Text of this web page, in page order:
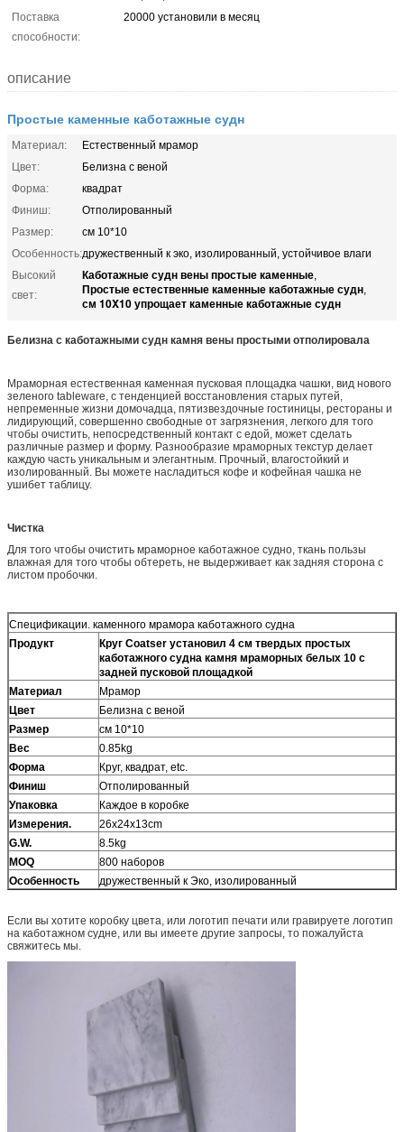
Поставка
способности:
20000 установили в месяц
описание
Простые каменные каботажные судн
Материал:
Естественный мрамор
Цвет:
Белизна с веной
Форма:
квадрат
Финиш:
Отполированный
Размер:
см 10*10
Особенность:дружественный к эко, изолированный, устойчивое влаги
Высокий
свет:
Каботажные судн вены простые каменные,
Простые естественные каменные каботажные судн,
см 10X10 упрощает каменные каботажные судн
Белизна с каботажными судн камня вены простыми отполировала
Мраморная естественная каменная пусковая площадка чашки, вид нового
зеленого tableware, с тенденцией восстановления старых путей,
непременные жизни домочадца, пятизвездочные гостиницы, рестораны и
лидирующий, совершенно свободные от загрязнения, легкого для того
чтобы очистить, непосредственный контакт с едой, может сделать
различные размер и форму. Разнообразие мраморных текстур делает
каждую часть уникальным и элегантным. Прочный, влагостойкий и
изолированный. Вы можете насладиться кофе и кофейная чашка не
ушибет таблицу.
Чистка
Для того чтобы очистить мраморное каботажное судно, ткань пользы
влажная для того чтобы обтереть, не выдерживает как задняя сторона с
листом пробочки.
Спецификации. каменного мрамора каботажного судна
Продукт
Круг Coatser установил 4 см твердых простых
каботажного судна камня мраморных белых 10 с
задней пусковой площадкой
Материал
Мрамор
Цвет
Белизна с веной
Размер
см 10*10
Вес
0.85kg
Форма
Круг, квадрат, etc.
Финиш
Отполированный
Упаковка
Каждое в коробке
Измерения.
26x24x13cm
G.W.
8.5kg
MOQ
800 наборов
Особенность
дружественный к Эко, изолированный
Если вы хотите коробку цвета, или логотип печати или гравируете логотип
на каботажном судне, или вы имеете другие запросы, то пожалуйста
свяжитесь мы.